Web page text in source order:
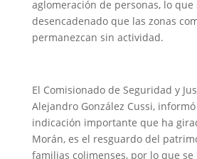
aglomeración de personas, lo que
desencadenado que las zonas
permanezcan sin actividad.
El Comisionado de Seguridad y
Alejandro González Cussi,
indicación importante que ha
Morán, es el resguardo del
familias colimenses, por lo que